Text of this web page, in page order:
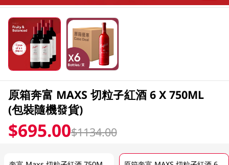
原箱奔富 MAXS 切粒子紅酒 6 X 750ML
(包裝隨機發貨)
$695.00$1134.00